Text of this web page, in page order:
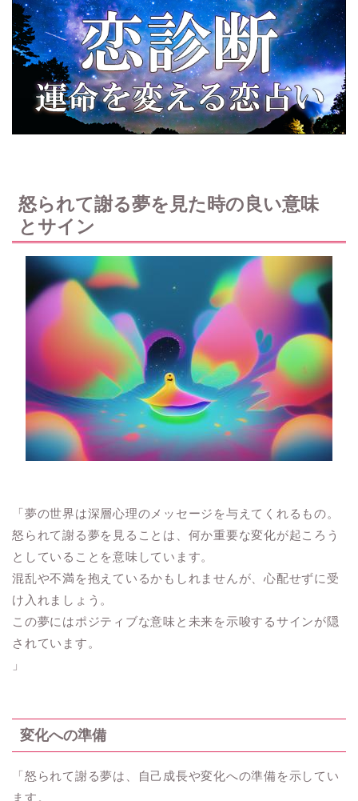
怒られて謝る夢を見た時の良い意味
とサイン
「夢の世界は深層心理のメッセージを与えてくれるもの。
怒られて謝る夢を見ることは、何か重要な変化が起ころう
としていることを意味しています。
混乱や不満を抱えているかもしれませんが、心配せずに受
け入れましょう。
この夢にはポジティブな意味と未来を示唆するサインが隠
されています。
」
変化への準備
「怒られて謝る夢は、自己成長や変化への準備を示してい
ます。